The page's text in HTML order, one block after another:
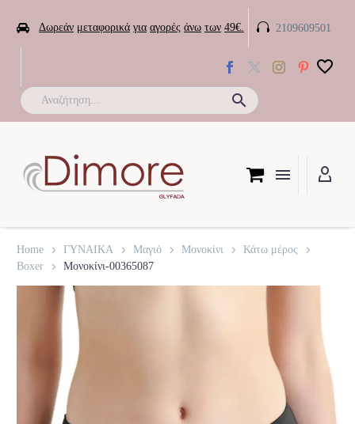
 Δωρεάν μεταφορικά για αγορές άνω των 49€. 
 2109609501
Home ΓΥΝΑΙΚΑ Μαγιό Μονοκίνι
Κάτω μέρος
Boxer
Μονοκίνι-00365087